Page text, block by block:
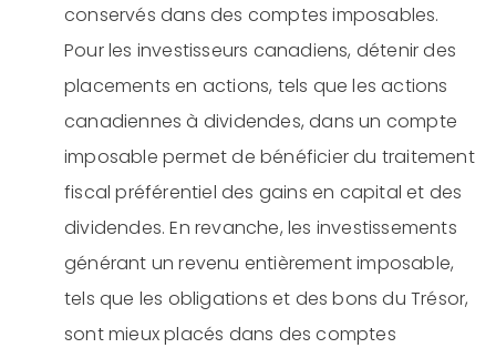
conservés dans des comptes imposables.
Pour les investisseurs canadiens, détenir des
placements en actions, tels que les actions
canadiennes à dividendes, dans un compte
imposable permet de bénéficier du traitement
fiscal préférentiel des gains en capital et des
dividendes. En revanche, les investissements
générant un revenu entièrement imposable,
tels que les obligations et des bons du Trésor,
sont mieux placés dans des comptes